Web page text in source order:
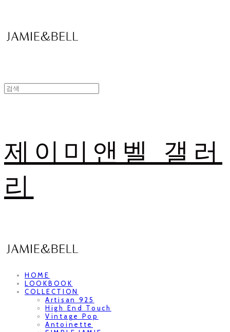
제이미앤벨 갤러
리
HOME
LOOKBOOK
COLLECTION
Artisan 925
High End Touch
Vintage Pop
Antoinette